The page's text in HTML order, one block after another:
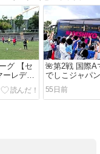
グ 【セ
レディ
（練習
した。
🌺第2戦 国際A
でしこジャパ
代表) vs 南ア
表 】～ 2026
『J-GREEN堺
55日前